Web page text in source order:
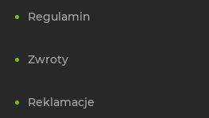
Regulamin
Zwroty
Reklamacje